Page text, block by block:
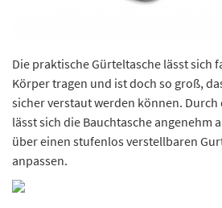
Die praktische Gürteltasche lässt sich
Körper tragen und ist doch so groß,
sicher verstaut werden können. Durch
lässt sich die Bauchtasche angenehm
über einen stufenlos verstellbaren
anpassen.